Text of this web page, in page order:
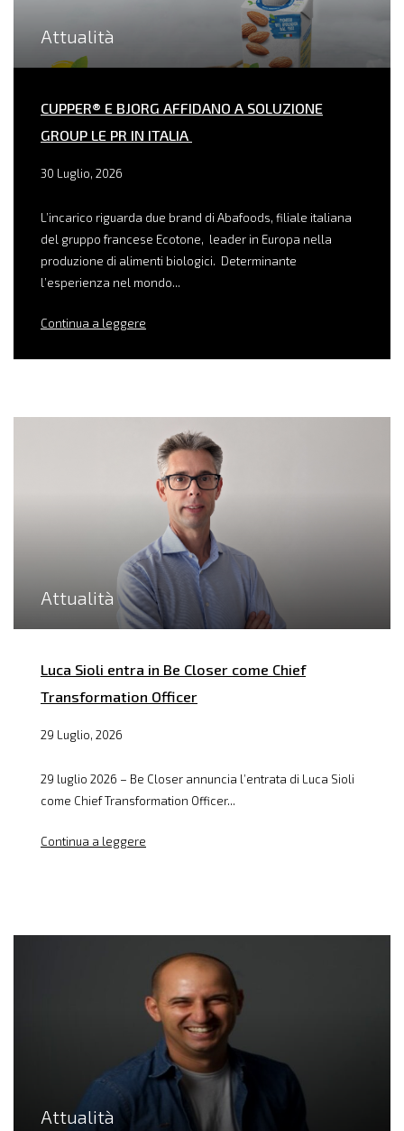
Attualità
CUPPER® E BJORG AFFIDANO A SOLUZIONE
GROUP LE PR IN ITALIA
30 Luglio, 2026
L’incarico riguarda due brand di Abafoods, filiale italiana
del gruppo francese Ecotone, leader in Europa nella
produzione di alimenti biologici. Determinante
l’esperienza nel mondo...
Continua a leggere
Attualità
Luca Sioli entra in Be Closer come Chief
Transformation Officer
29 Luglio, 2026
29 luglio 2026 – Be Closer annuncia l’entrata di Luca Sioli
come Chief Transformation Officer...
Continua a leggere
Attualità